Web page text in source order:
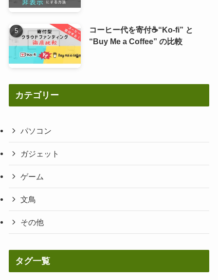
コーヒー代を寄付☕“Ko-fi” と
“Buy Me a Coffee” の比較
カテゴリー
パソコン
ガジェット
ゲーム
文鳥
その他
タグ一覧